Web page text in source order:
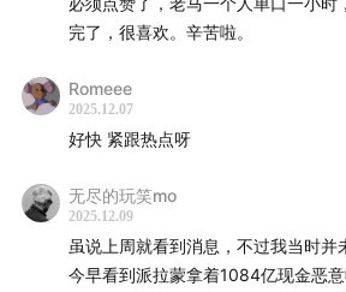
流媒体带来的极度自由
1:12:31未来还会有好电影吗？
《公民凯恩》《教父》《爱尔兰人
创作者永远在制度的缝隙中博弈
完了，很喜欢。辛苦啦。
Romeee
2025.12.07
好快 紧跟热点呀
无尽的玩笑mo
2025.12.09
虽说上周就看到消息，不过我当时并
今早看到派拉蒙拿着1084亿现金恶